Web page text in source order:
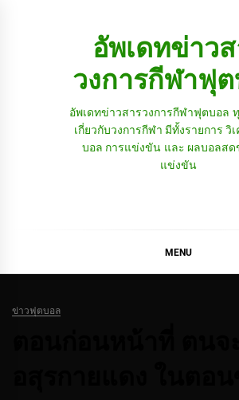
อัพเดทข่าว
วงการกีฬาฟุ
อัพเดทข่าวสารวงการกีฬาฟุตบอล ทุ
เกี่ยวกับวงการกีฬา มีทั้งรายการ วิ
บอล การแข่งขัน และ ผลบอลสด
แข่งขัน
MENU
ข่าวฟุตบอล